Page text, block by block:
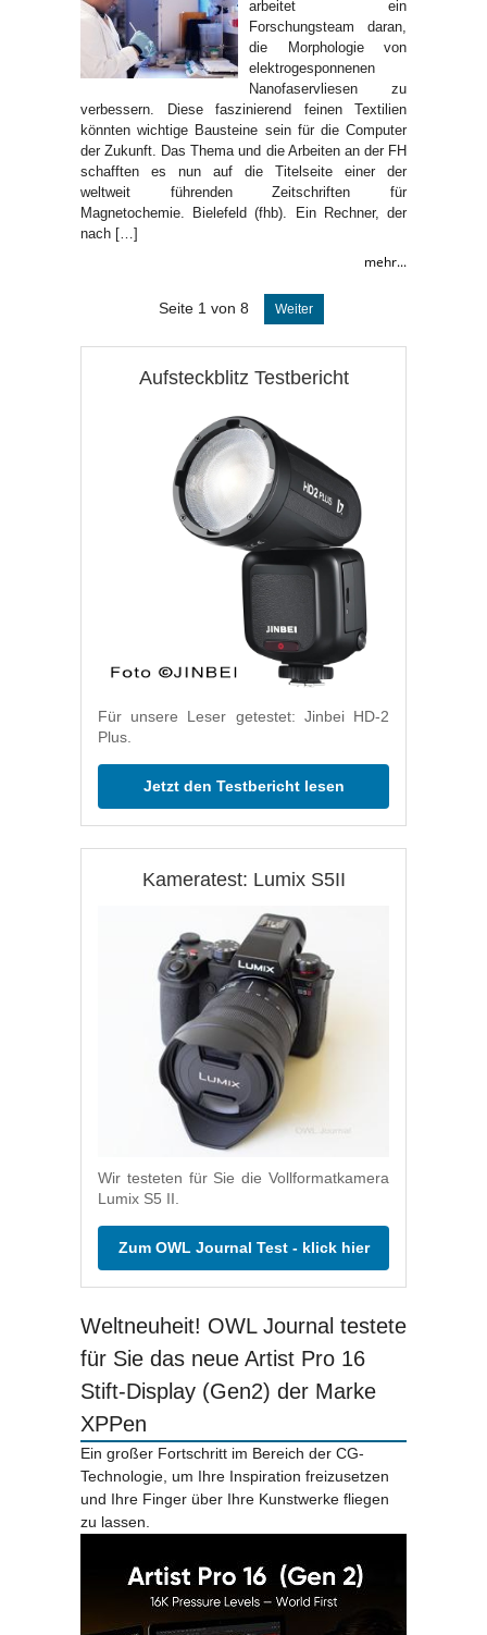
arbeitet ein
Forschungsteam daran,
die Morphologie von
elektrogesponnenen
Nanofaservliesen zu
verbessern. Diese faszinierend feinen Textilien
könnten wichtige Bausteine sein für die Computer
der Zukunft. Das Thema und die Arbeiten an der FH
schafften es nun auf die Titelseite einer der
weltweit führenden Zeitschriften für
Magnetochemie. Bielefeld (fhb). Ein Rechner, der
nach […]
mehr...
Seite 1 von 8 Weiter
Aufsteckblitz Testbericht
Für unsere Leser getestet: Jinbei HD-2
Plus.
Jetzt den Testbericht lesen
Kameratest: Lumix S5II
Wir testeten für Sie die Vollformatkamera
Lumix S5 II.
Zum OWL Journal Test - klick hier
Weltneuheit! OWL Journal testete
für Sie das neue Artist Pro 16
Stift-Display (Gen2) der Marke
XPPen
Ein großer Fortschritt im Bereich der CG-
Technologie, um Ihre Inspiration freizusetzen
und Ihre Finger über Ihre Kunstwerke fliegen
zu lassen.